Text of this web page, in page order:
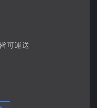
可運送